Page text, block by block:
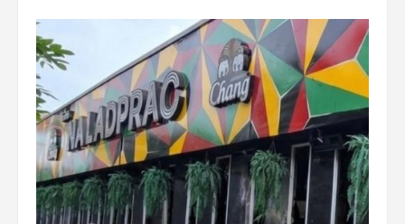
de
Bangkok
inaccessibles
en
cas
d’urgence